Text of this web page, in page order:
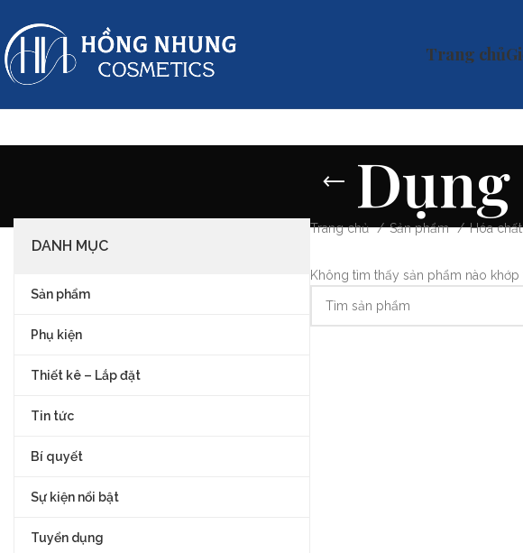
Trang chủ
DANH MỤC
Sản phẩm
Phụ kiện
Thiết kê – Lắp đặt
Tin tức
Bí quyết
Sự kiện nổi bật
Tuyển dụng
Trang chủ Sản phẩm Hóa
Không tìm thấy sản phẩm nào khớp